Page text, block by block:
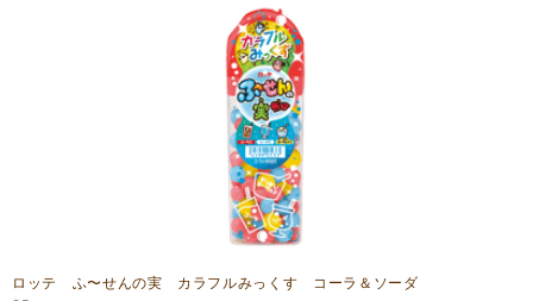
ロッテ ふ〜せんの実 カラフルみっくす コーラ＆ソーダ